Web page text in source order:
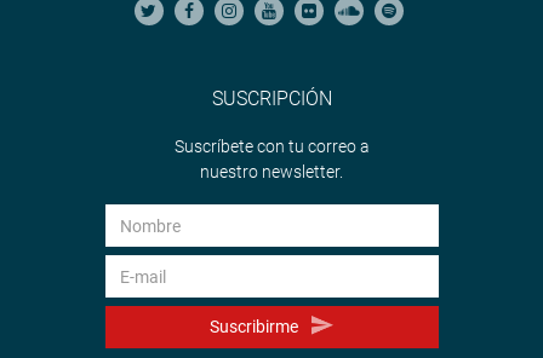
SUSCRIPCIÓN
Suscríbete con tu correo a
nuestro newsletter.
Suscribirme